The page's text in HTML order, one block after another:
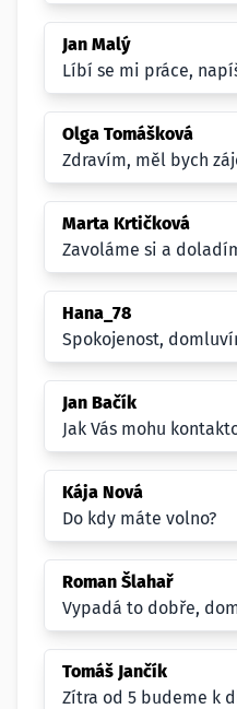
Jan Malý
Líbí se mi práce,
Olga Tomášková
Zdravím, měl bych
Marta Krtičková
Zavoláme si a
Hana_78
Spokojenost,
Jan Bačík
Jak Vás mohu
Kája Nová
Do kdy máte volno?
Roman Šlahař
Vypadá to dobře,
Tomáš Jančík
Zítra od 5 budeme k